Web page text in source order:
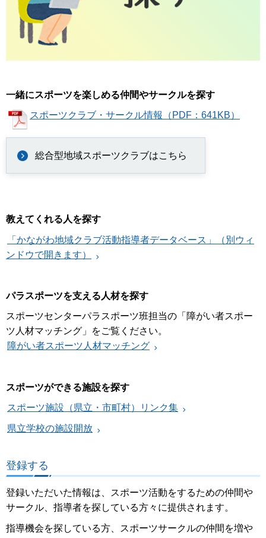
一緒にスポーツを楽しめる仲間やサークルを探す
スポーツクラブ・サークル情報（PDF：641KB）
総合型地域スポーツクラブはこちら
教えてくれる人を探す
「かながわ地域クラブ活動指導者データベース」（別ウィ
ンドウで開きます）
パラスポーツを支える人材を探す
スポーツセンターパラスポーツ班担当の「障がい者スポー
ツ人材マッチング」をご覧ください。
障がい者スポーツ人材マッチング
スポーツができる施設を探す
スポーツ施設（県立・市町村）リンク集
県立学校の施設開放
登録する
登録いただいた情報は、スポーツ活動をするための仲間や
サークル、指導者を探している方々に提供されます。
指導機会を探している方、スポーツサークルの仲間を増や